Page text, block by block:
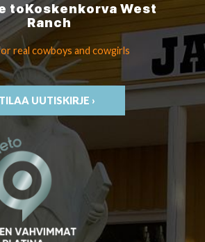
toKoskenkorvaWest
Ranch
real cowboys and cowgirls
TILAA UUTISKIRJE ›